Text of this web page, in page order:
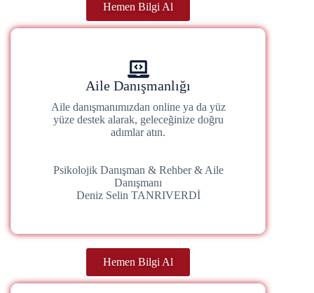
Hemen Bilgi Al
Aile Danışmanlığı
Aile danışmanımızdan online ya da yüz
yüze destek alarak, geleceğinize doğru
adımlar atın.
Psikolojik Danışman & Rehber & Aile
Danışmanı
Deniz Selin TANRIVERDİ
Hemen Bilgi Al